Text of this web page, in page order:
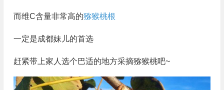
而维C含量非常高的猕猴桃根
一定是成都妹儿的首选
赶紧带上家人选个巴适的地方采摘猕猴桃吧~